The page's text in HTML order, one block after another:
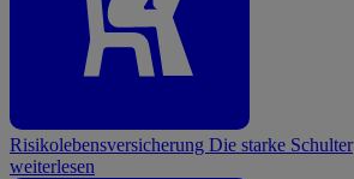
Risikolebensversicherung Die starke Schulter
weiterlesen